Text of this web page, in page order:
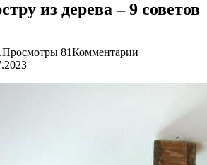
из дерева – 9 советов
Просмотры 81Комментарии